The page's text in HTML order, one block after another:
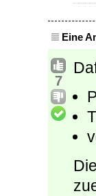
Eine
7